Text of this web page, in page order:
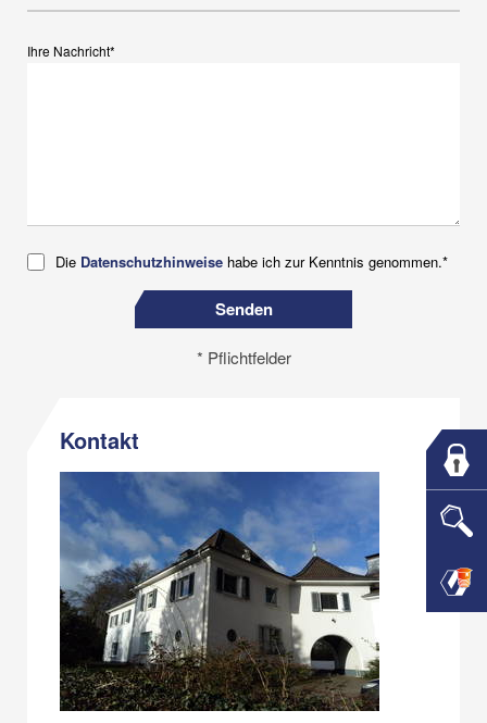
Ihre Nachricht*
Die Datenschutzhinweisehabe ich zur Kenntnis genommen.*
Senden
* Pflichtfelder
Kontakt